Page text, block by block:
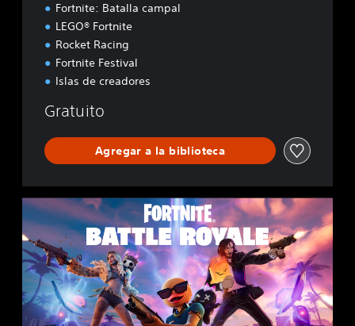
Fortnite: Batalla campal
LEGO® Fortnite
Rocket Racing
Fortnite Festival
Islas de creadores
Gratuito
Agregar a la biblioteca
F
o
r
t
n
i
t
e